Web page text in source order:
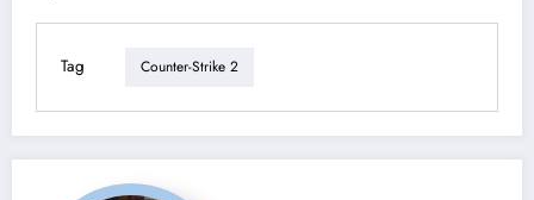
Tag Counter-Strike 2